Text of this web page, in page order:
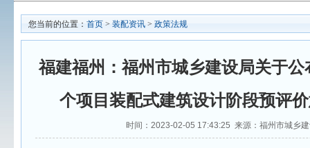
您当前的位置： 首页 > 装配资讯 > 政策法规
福建福州：福州市城乡建设局关于公
个项目装配式建筑设计阶段预评
时间：2023-02-05 17:43:25 来源：福州市城乡